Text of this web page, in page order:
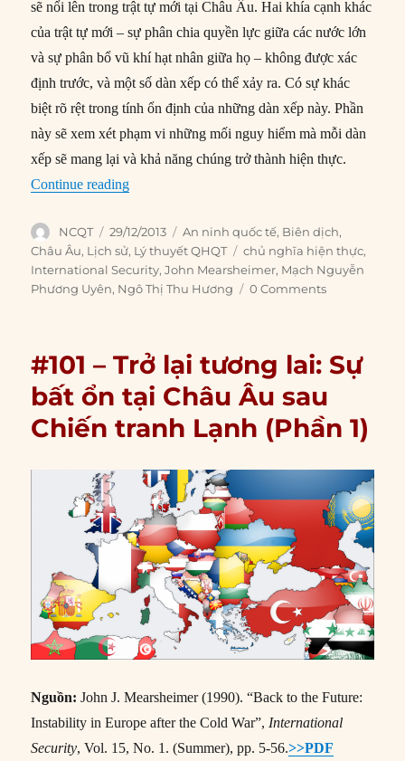
sẽ nổi lên trong trật tự mới tại Châu Âu. Hai khía cạnh khác
của trật tự mới – sự phân chia quyền lực giữa các nước lớn
và sự phân bổ vũ khí hạt nhân giữa họ – không được xác
định trước, và một số dàn xếp có thể xảy ra. Có sự khác
biệt rõ rệt trong tính ổn định của những dàn xếp này. Phần
này sẽ xem xét phạm vi những mối nguy hiểm mà mỗi dàn
xếp sẽ mang lại và khả năng chúng trở thành hiện thực.
Continue reading“#102 – Trở lại tương lai: Sự bất ổn tại Châu
Author
NCQT
Posted
on
29/12/2013 Categories
An ninh quốc tế, Biên dịch,
Châu Âu, Lịch sử, Lý thuyết QHQT Tags
chủ nghĩa hiện thực,
International Security,John Mearsheimer, Mạch Nguyễn
Phương Uyên, Ngô Thị Thu Hương 0 Comments
#101 – Trở lại tương lai: Sự
bất ổn tại Châu Âu sau
Chiến tranh Lạnh (Phần 1)
Nguồn: John J. Mearsheimer (1990). “Back to the Future:
Instability in Europe after the Cold War”, International
Security, Vol. 15, No. 1. (Summer), pp. 5-56.>>PDF